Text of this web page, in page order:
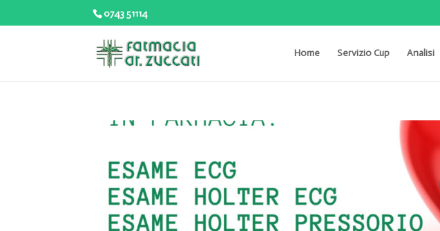
0743 51114
Home Servizio Cup Analisi